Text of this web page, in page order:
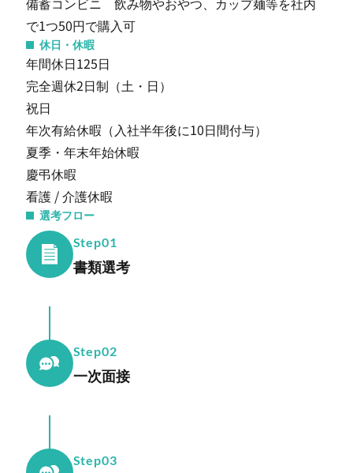
で1つ50円で購入可
休日・休暇
年間休日125日
完全週休2日制（土・日）
祝日
年次有給休暇（入社半年後に10日間付与）
夏季・年末年始休暇
慶弔休暇
看護 / 介護休暇
選考フロー
Step01
書類選考
Step02
一次面接
Step03